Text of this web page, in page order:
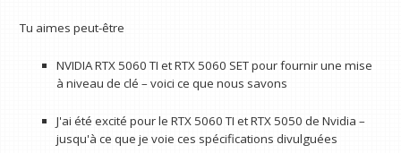
Tu aimes peut-être
NVIDIA RTX 5060 TI et RTX 5060 SET pour fournir une mise
à niveau de clé – voici ce que nous savons
J'ai été excité pour le RTX 5060 TI et RTX 5050 de Nvidia –
jusqu'à ce que je voie ces spécifications divulguées